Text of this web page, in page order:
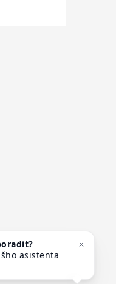
asistenta